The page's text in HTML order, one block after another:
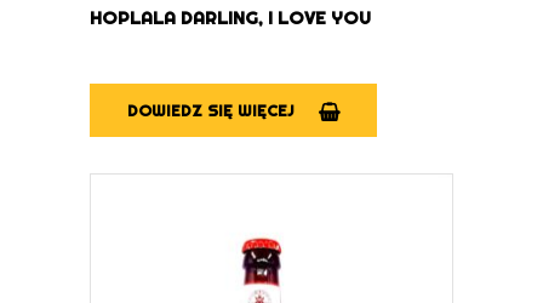
HOPLALA DARLING, I LOVE YOU
DOWIEDZ SIĘ WIĘCEJ